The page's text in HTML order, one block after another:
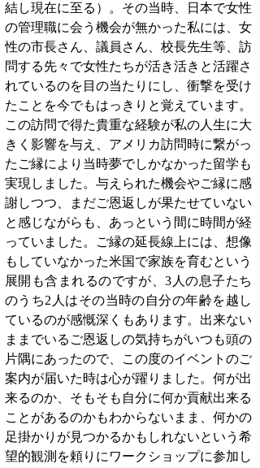
結し現在に至る）。その当時、日本で女性
の管理職に会う機会が無かった私には、女
性の市長さん、議員さん、校長先生等、訪
問する先々で女性たちが活き活きと活躍さ
れているのを目の当たりにし、衝撃を受け
たことを今でもはっきりと覚えています。
この訪問で得た貴重な経験が私の人生に大
きく影響を与え、アメリカ訪問時に繋がっ
たご縁により当時夢でしかなかった留学も
実現しました。与えられた機会やご縁に感
謝しつつ、まだご恩返しが果たせていない
と感じながらも、あっという間に時間が経
っていました。ご縁の延長線上には、想像
もしていなかった米国で家族を育むという
展開も含まれるのですが、3人の息子たち
のうち2人はその当時の自分の年齢を越し
ているのが感慨深くもあります。出来ない
ままでいるご恩返しの気持ちがいつも頭の
片隅にあったので、この度のイベントのご
案内が届いた時は心が躍りました。何が出
来るのか、そもそも自分に何か貢献出来る
ことがあるのかもわからないまま、何かの
足掛かりが見つかるかもしれないという希
望的観測を頼りにワークショップに参加し